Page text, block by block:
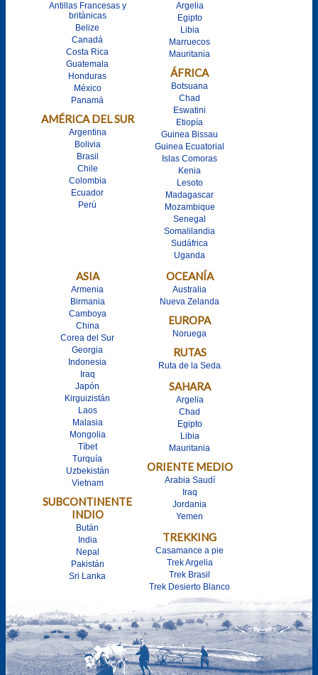
Antillas Francesas y
britànicas
Belize
Canadá
Costa Rica
Guatemala
Honduras
México
Panamá
AMÉRICA DEL SUR
Argentina
Bolivia
Brasil
Chile
Colombia
Ecuador
Perú
Argelia
Egipto
Libia
Marruecos
Mauritania
ÁFRICA
Botsuana
Chad
Eswatini
Etiopía
Guinea Bissau
Guinea Ecuatorial
Islas Comoras
Kenia
Lesoto
Madagascar
Mozambique
Senegal
Somalilandia
Sudáfrica
Uganda
ASIA
Armenia
Birmania
Camboya
China
Corea del Sur
Georgia
Indonesia
Iraq
Japón
Kirguizistán
Laos
Malasia
Mongolia
Tíbet
Turquía
Uzbekistán
Vietnam
SUBCONTINENTE
INDIO
Bután
India
Nepal
Pakistán
Sri Lanka
OCEANÍA
Australia
Nueva Zelanda
EUROPA
Noruega
RUTAS
Ruta de la Seda
SAHARA
Argelia
Chad
Egipto
Libia
Mauritania
ORIENTE MEDIO
Arabia Saudí
Iraq
Jordania
Yemen
TREKKING
Casamance a pie
Trek Argelia
Trek Brasil
Trek Desierto Blanco